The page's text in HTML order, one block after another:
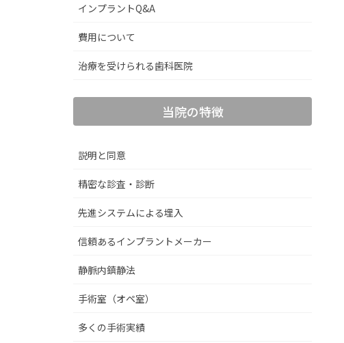
インプラントQ&A
費用について
治療を受けられる歯科医院
当院の特徴
説明と同意
精密な診査・診断
先進システムによる埋入
信頼あるインプラントメーカー
静脈内鎮静法
手術室（オペ室）
多くの手術実績